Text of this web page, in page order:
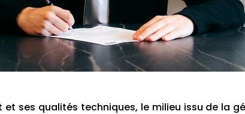
et ses qualités techniques, le milieu issu de la